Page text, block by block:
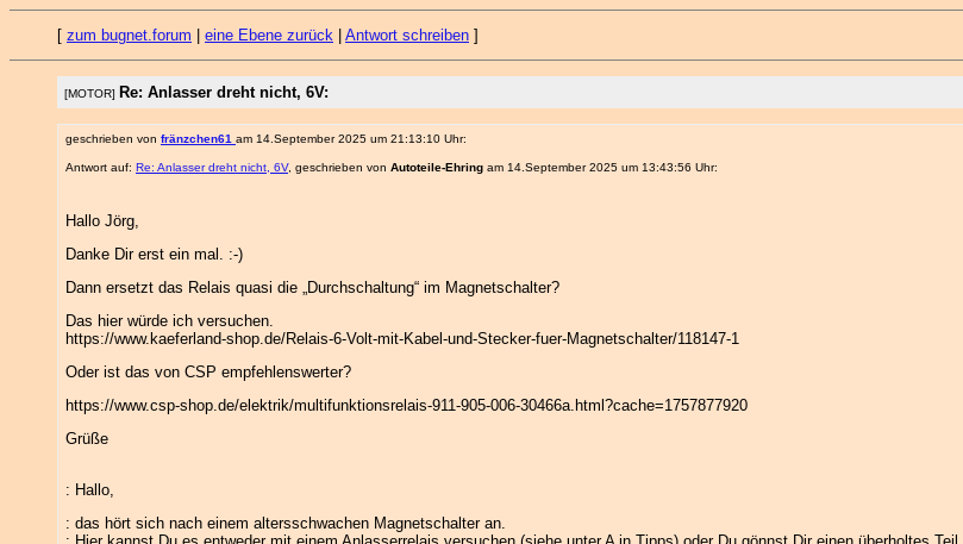
[ zum bugnet.forum eine Ebene zurück Antwort schreiben ]
[MOTOR] Re: Anlasser dreht nicht, 6V:
geschrieben von fränzchen61 am 14.September 2025 um 21:13:10 Uhr:
Antwort auf: Re: Anlasser dreht nicht, 6V, geschrieben von Autoteile-Ehring am 14.September 2025 um 13:43:56 Uhr:
Hallo Jörg,
Danke Dir erst ein mal. :-)
Dann ersetzt das Relais quasi die „Durchschaltung“ im Magnetschalter?
Das hier würde ich versuchen.
https://www.kaeferland-shop.de/Relais-6-Volt-mit-Kabel-und-Stecker-fuer-Magnetschalter/118147-1
Oder ist das von CSP empfehlenswerter?
https://www.csp-shop.de/elektrik/multifunktionsrelais-911-905-006-30466a.html?cache=1757877920
Grüße
: Hallo,
: das hört sich nach einem altersschwachen Magnetschalter an.